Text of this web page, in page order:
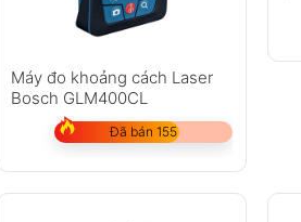
Máy đo khoảng cách Laser
Bosch GLM400CL
Đã bán 155